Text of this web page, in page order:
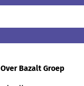
Over Bazalt Groep